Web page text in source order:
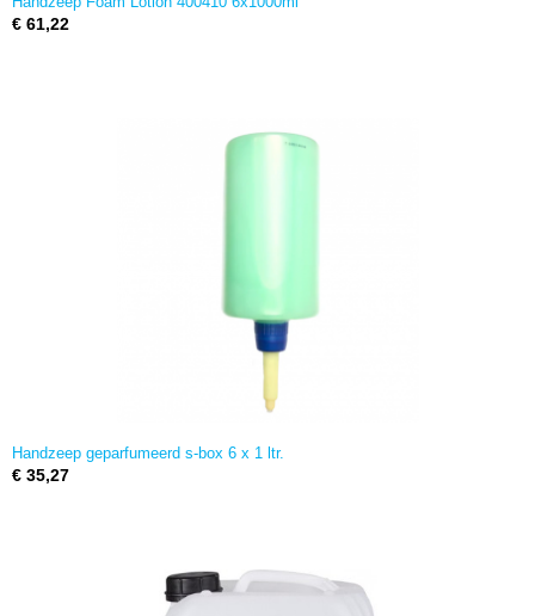
€ 61,22
Handzeep geparfumeerd s-box 6 x 1 ltr.
€ 35,27